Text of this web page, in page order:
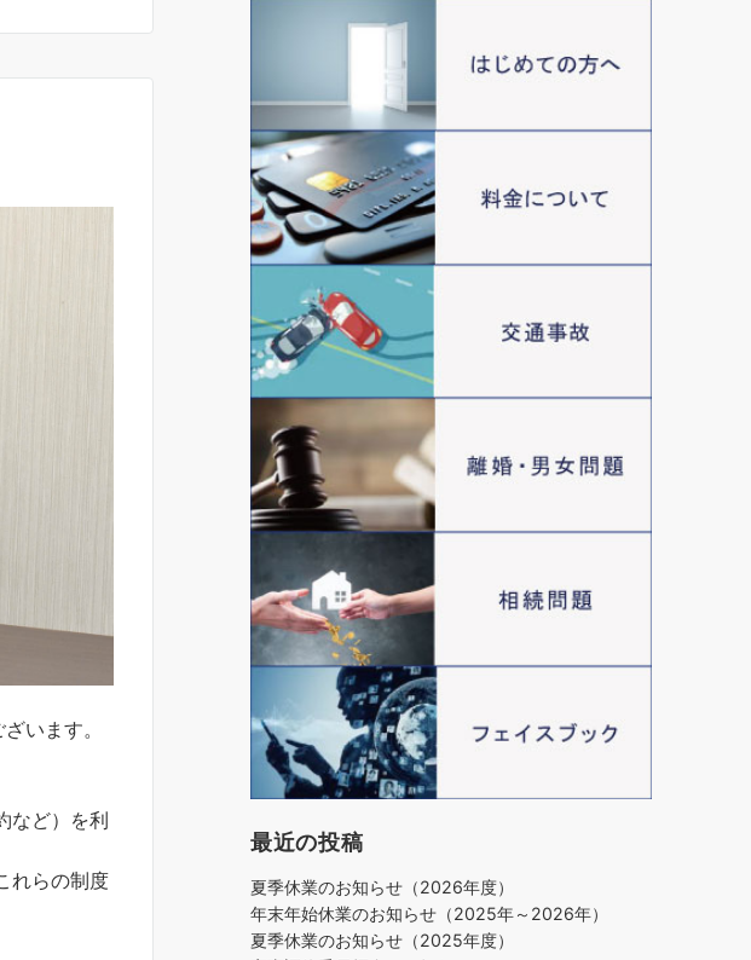
います。
など）を利
れらの制度
最近の投稿
夏季休業のお知らせ（2026年度）
年末年始休業のお知らせ（2025年～2026年）
夏季休業のお知らせ（2025年度）